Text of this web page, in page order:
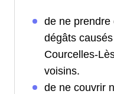
de ne prendre
dégâts
Courcelles-
voisins.
de ne couvrir